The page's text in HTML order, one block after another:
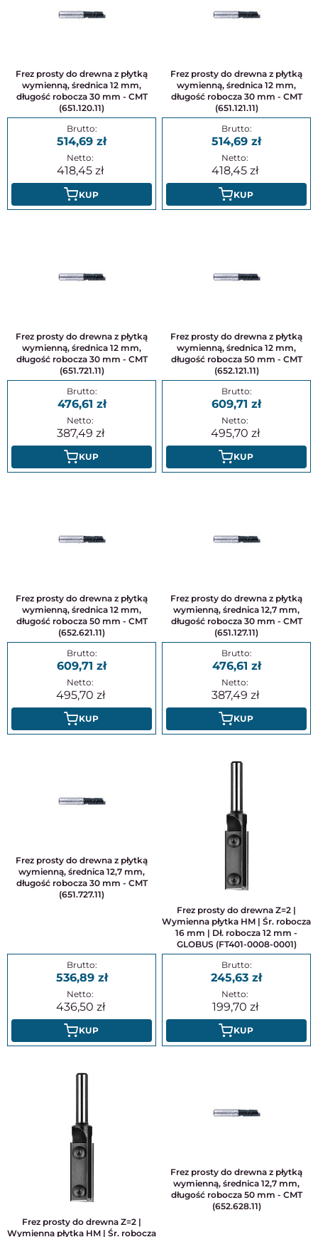
Frez prosty do drewna z płytką
wymienną, średnica 12 mm,
długość robocza 30 mm - CMT
(651.120.11)
514,69
418,45
KUP
Frez prosty do drewna z płytką
wymienną, średnica 12 mm,
długość robocza 30 mm - CMT
(651.121.11)
514,69
418,45
KUP
Frez prosty do drewna z płytką
wymienną, średnica 12 mm,
długość robocza 30 mm - CMT
(651.721.11)
476,61
387,49
KUP
Frez prosty do drewna z płytką
wymienną, średnica 12 mm,
długość robocza 50 mm - CMT
(652.121.11)
609,71
495,70
KUP
Frez prosty do drewna z płytką
wymienną, średnica 12 mm,
długość robocza 50 mm - CMT
(652.621.11)
609,71
495,70
KUP
Frez prosty do drewna z płytką
wymienną, średnica 12,7 mm,
długość robocza 30 mm - CMT
(651.127.11)
476,61
387,49
KUP
Frez prosty do drewna z płytką
wymienną, średnica 12,7 mm,
długość robocza 30 mm - CMT
(651.727.11)
536,89
436,50
KUP
Frez prosty do drewna Z=2 |
Wymienna płytka HM | Śr. robocza
16 mm | Dł. robocza 12 mm -
GLOBUS (FT401-0008-0001)
245,63
199,70
KUP
Frez prosty do drewna Z=2 |
Wymienna płytka HM | Śr. robocza
Frez prosty do drewna z płytką
wymienną, średnica 12,7 mm,
długość robocza 50 mm - CMT
(652.628.11)